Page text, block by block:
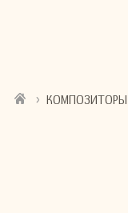
› КОМПОЗИТОРЫ